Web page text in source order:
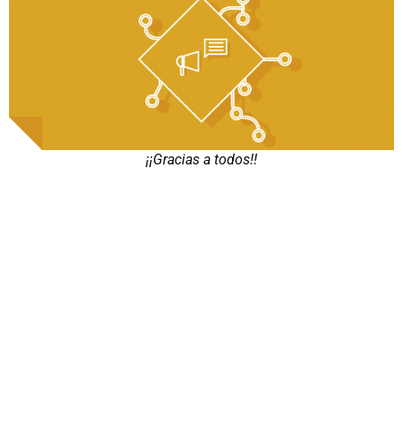
¡¡Gracias a todos!!